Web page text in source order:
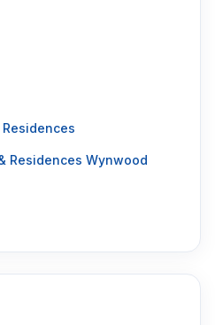
Residences Wynwood